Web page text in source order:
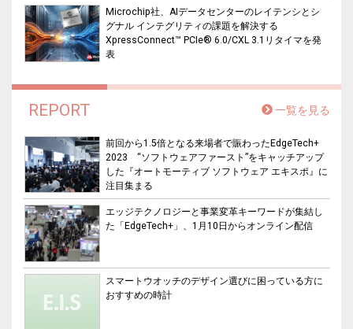
Microchip社、AIデータセンターのレイテンシとシ
グナル インテグリティの課題を解決する
XpressConnect™ PCIe® 6.0/CXL 3.1リタイマを発
表
REPORT 一覧を見る
前回から1.5倍となる来場者で賑わったEdgeTech+
2023 “ソフトウェアファースト”をキャッチアップ
した『オートモーティブ ソフトウェア エキスポ』に
注目集まる
エッジテクノロジーと事業変革キーワードが集結し
た「EdgeTech+」、1月10日からオンライン配信
スマートウオッチのデザイン選びに困っている方に
おすすめの時計